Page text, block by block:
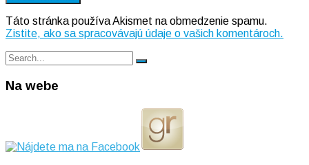
Táto stránka používa Akismet na obmedzenie spamu.
Zistite, ako sa spracovávajú údaje o vašich komentároch.
Search
for:
Search
Na webe